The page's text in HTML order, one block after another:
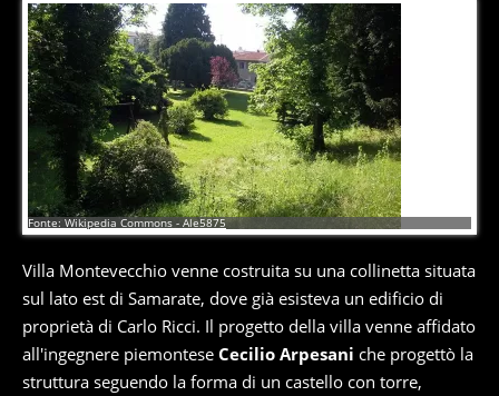
Fonte: Wikipedia Commons - Ale5875
Villa Montevecchio venne costruita su una collinetta situata
sul lato est di Samarate, dove già esisteva un edificio di
proprietà di Carlo Ricci. Il progetto della villa venne affidato
all'ingegnere piemontese Cecilio Arpesani che progettò la
struttura seguendo la forma di un castello con torre,